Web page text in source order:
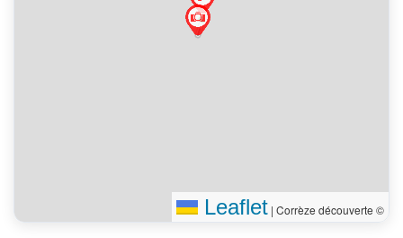
Leaflet | Corrèze découverte ©